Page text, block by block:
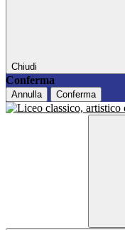
Chiudi
Conferma
Annulla Conferma